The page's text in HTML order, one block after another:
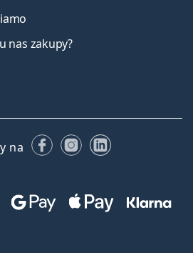
nas zakupy?
na FacebookuInstagramie
LinkedIn